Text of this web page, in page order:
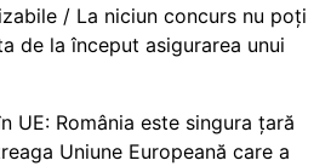
/ La niciun concurs nu poți
de la început asigurarea unui
UE: România este singura țară
Uniune Europeană care a